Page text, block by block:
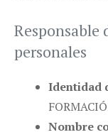
personales
Identidad
Nombre